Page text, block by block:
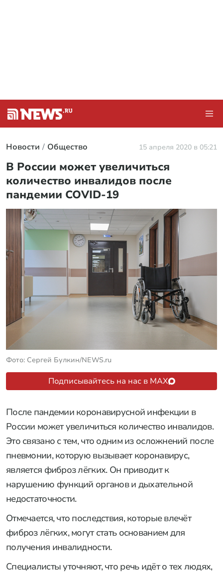
Новости Общество 15 апреля 2020 в 05:21
В России может увеличиться
количество инвалидов после
пандемии COVID-19
Фото: Сергей Булкин/NEWS.ru
Подписывайтесь на нас в MAX
После пандемии коронавирусной инфекции в
России может увеличиться количество инвалидов.
Это связано с тем, что одним из осложнений после
пневмонии, которую вызывает коронавирус,
является фиброз лёгких. Он приводит к
нарушению функций органов и дыхательной
недостаточности.
Отмечается, что последствия, которые влечёт
фиброз лёгких, могут стать основанием для
получения инвалидности.
Специалисты уточняют, что речь идёт о тех людях,